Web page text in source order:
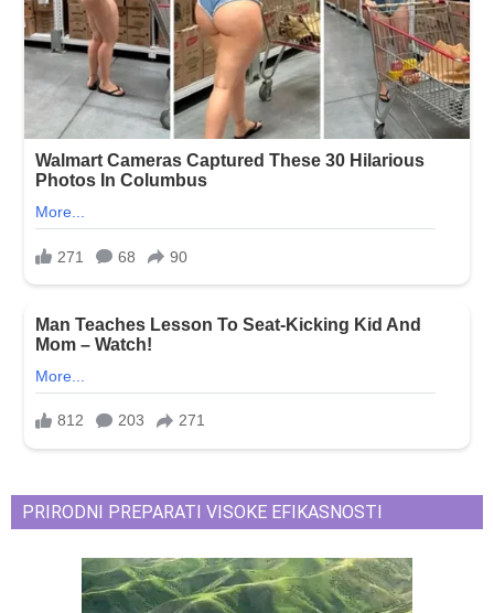
PRIRODNI PREPARATI VISOKE EFIKASNOSTI